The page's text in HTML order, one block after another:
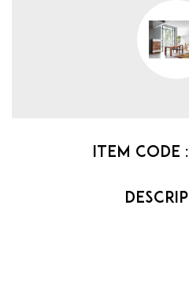
Item code :